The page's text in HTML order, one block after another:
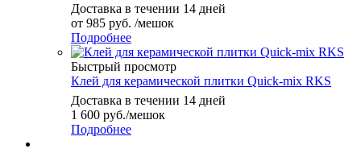
Доставка в течении 14 дней
от 985 руб. /мешок
Подробнее
Быстрый просмотр
Клей для керамической плитки Quick-mix RKS
Доставка в течении 14 дней
1 600 руб./мешок
Подробнее